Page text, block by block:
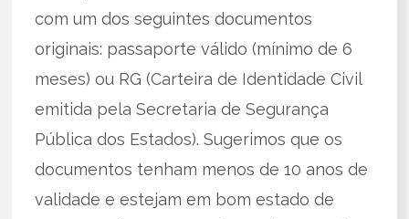
com um dos seguintes documentos
originais: passaporte válido (mínimo de 6
meses) ou RG (Carteira de Identidade Civil
emitida pela Secretaria de Segurança
Pública dos Estados). Sugerimos que os
documentos tenham menos de 10 anos de
validade e estejam em bom estado de